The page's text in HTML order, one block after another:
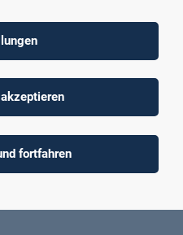
aufgefallen, wie viele
bei der Planung
auch berücksichtigen,
benötigt wird,
an einer Lösung
Aspekte verbindet,
als auch eine nutzbare
fortfahren